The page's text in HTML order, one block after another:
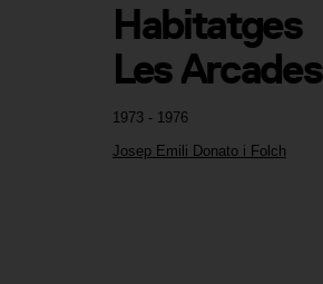
1973 - 1976
Josep Emili Donato i Folch
Habitatges
Les Arcades